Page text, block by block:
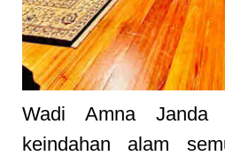
Wadi Amna Janda
keindahan alam